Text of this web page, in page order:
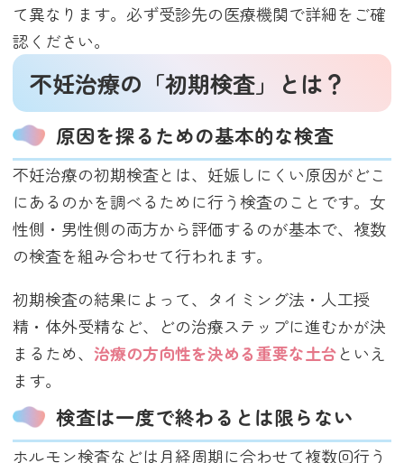
て異なります。必ず受診先の医療機関で詳細をご確
認ください。
不妊治療の「初期検査」とは？
原因を探るための基本的な検査
不妊治療の初期検査とは、妊娠しにくい原因がどこ
にあるのかを調べるために行う検査のことです。女
性側・男性側の両方から評価するのが基本で、複数
の検査を組み合わせて行われます。
初期検査の結果によって、タイミング法・人工授
精・体外受精など、どの治療ステップに進むかが決
まるため、治療の方向性を決める重要な土台といえ
ます。
検査は一度で終わるとは限らない
ホルモン検査などは月経周期に合わせて複数回行う